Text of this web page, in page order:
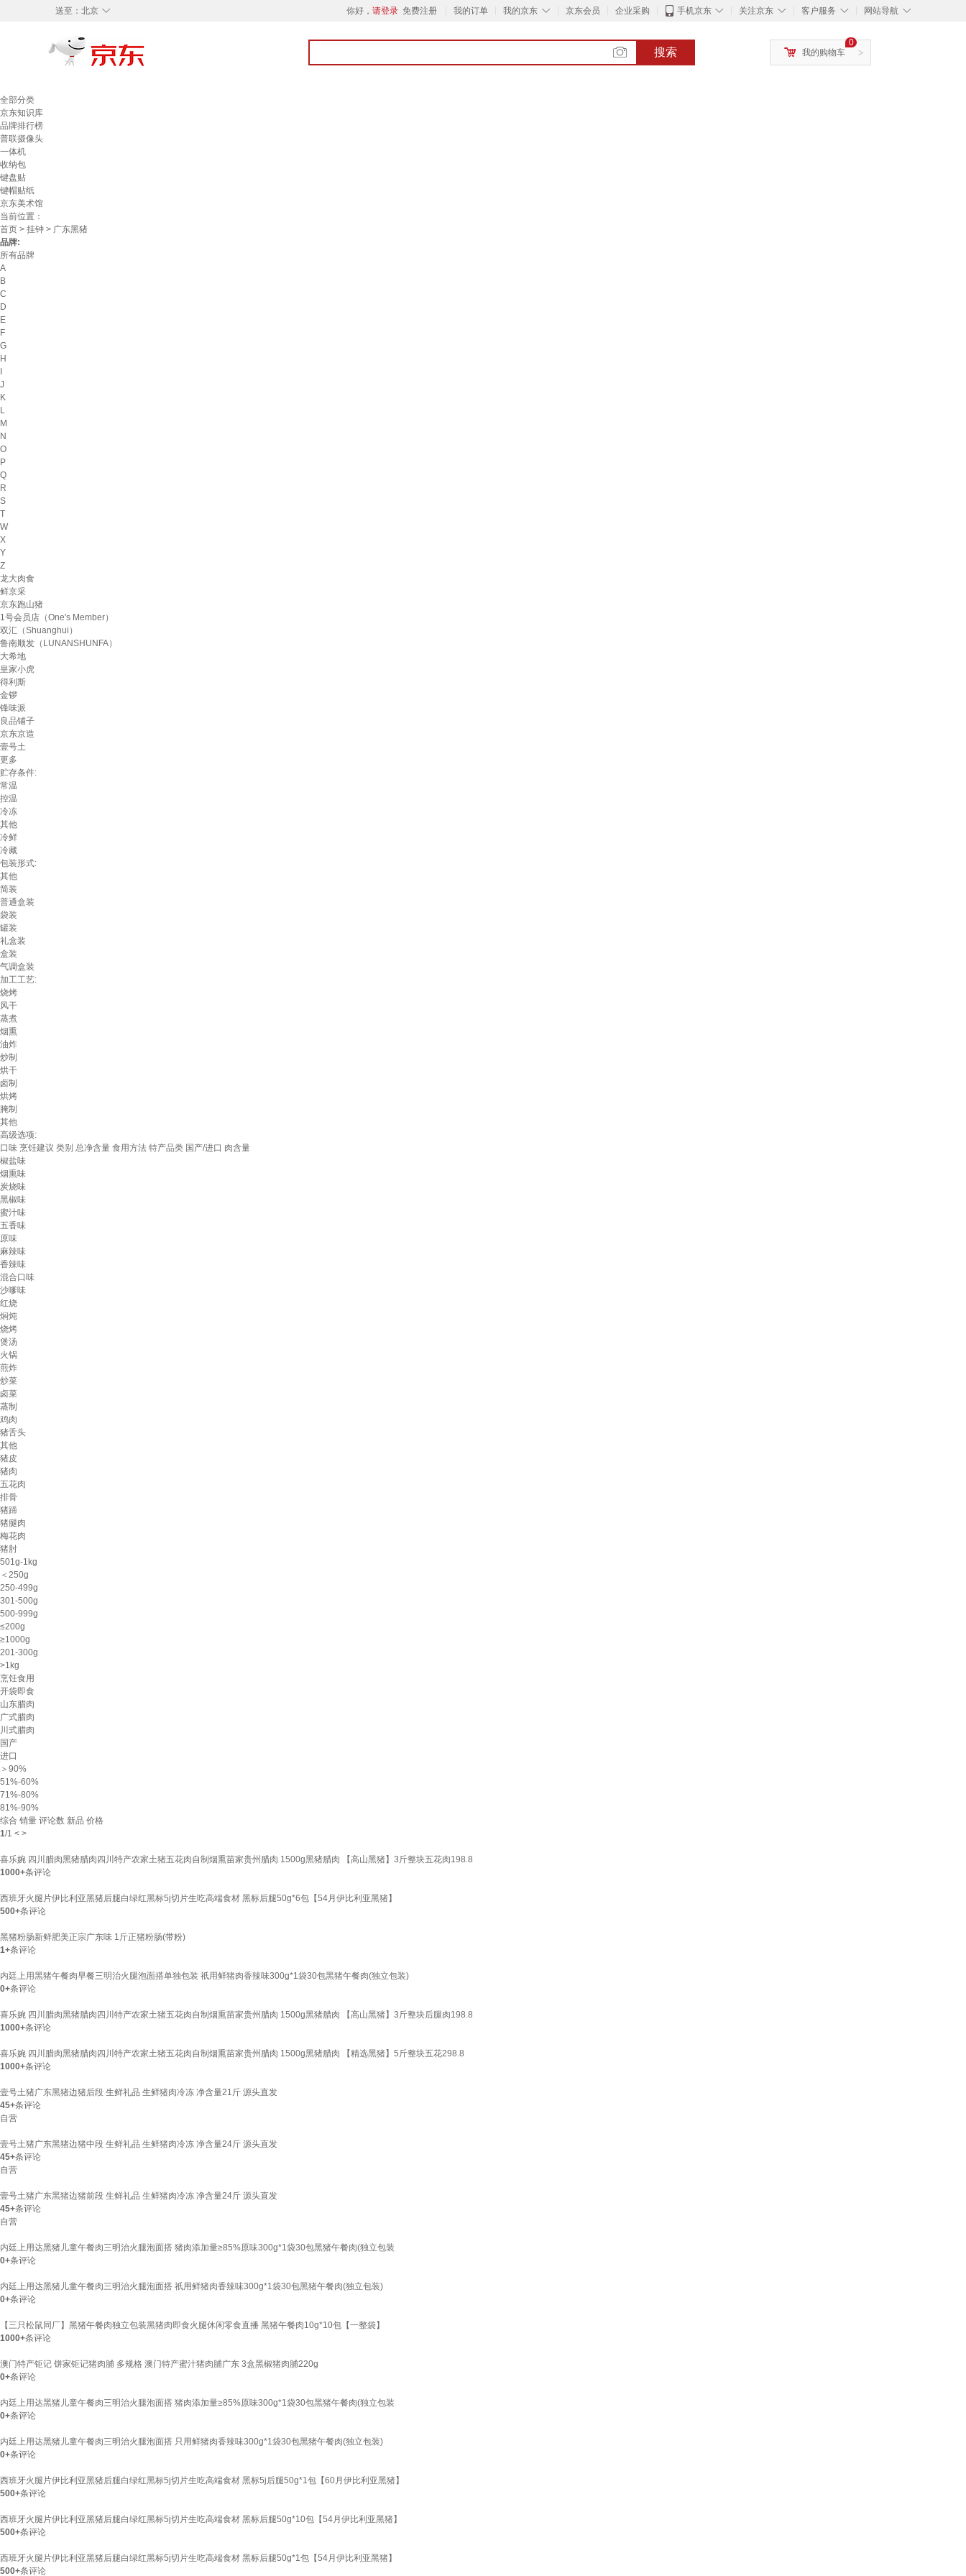
◇
送至： 北京 你好， 请登录 免费注册 我的订单 ◇
我的京东 京东会员 企业采购 ◇
手机京东 ◇
关注京东 ◇
客户服务 ◇
网站导航
搜索 >
0
我的购物车
全部分类
京东知识库
品牌排行榜
普联摄像头
一体机
收纳包
键盘贴
键帽贴纸
京东美术馆
当前位置：
首页 > 挂钟 > 广东黑猪
品牌:
所有品牌
A
B
C
D
E
F
G
H
J
K
L
M
N
O
P
Q
R
S
T
W
X
Y
Z
龙大肉食
鲜京采
京东跑山猪
1号会员店（One's Member）
双汇（Shuanghui）
鲁南顺发（LUNANSHUNFA）
大希地
皇家小虎
得利斯
金锣
锋味派
良品铺子
京东京造
壹号土
更多
贮存条件:
常温
控温
冷冻
其他
冷鲜
冷藏
包装形式:
其他
简装
普通盒装
袋装
罐装
礼盒装
盒装
气调盒装
加工工艺:
烧烤
风干
蒸煮
烟熏
油炸
炒制
烘干
卤制
烘烤
腌制
其他
高级选项:
口味 烹饪建议 类别 总净含量 食用方法 特产品类 国产/进口 肉含量
椒盐味
烟熏味
炭烧味
黑椒味
蜜汁味
五香味
原味
麻辣味
香辣味
混合口味
沙嗲味
红烧
焖炖
烧烤
煲汤
火锅
煎炸
炒菜
卤菜
蒸制
鸡肉
猪舌头
其他
猪皮
猪肉
五花肉
排骨
猪蹄
猪腿肉
梅花肉
猪肘
501g-1kg
＜250g
250-499g
301-500g
500-999g
≤200g
≥1000g
201-300g
>1kg
烹饪食用
开袋即食
山东腊肉
广式腊肉
川式腊肉
国产
进口
＞90%
51%-60%
71%-80%
81%-90%
综合 销量 评论数 新品 价格
1/1 < >
喜乐婉 四川腊肉黑猪腊肉四川特产农家土猪五花肉自制烟熏苗家贵州腊肉 1500g黑猪腊肉 【高山黑猪】3斤整块五花肉198.8
1000+条评论
西班牙火腿片伊比利亚黑猪后腿白绿红黑标5j切片生吃高端食材 黑标后腿50g*6包【54月伊比利亚黑猪】
500+条评论
黑猪粉肠新鲜肥美正宗广东味 1斤正猪粉肠(带粉)
1+条评论
内廷上用黑猪午餐肉早餐三明治火腿泡面搭单独包装 祇用鲜猪肉香辣味300g*1袋30包黑猪午餐肉(独立包装)
0+条评论
喜乐婉 四川腊肉黑猪腊肉四川特产农家土猪五花肉自制烟熏苗家贵州腊肉 1500g黑猪腊肉 【高山黑猪】3斤整块后腿肉198.8
1000+条评论
喜乐婉 四川腊肉黑猪腊肉四川特产农家土猪五花肉自制烟熏苗家贵州腊肉 1500g黑猪腊肉 【精选黑猪】5斤整块五花298.8
1000+条评论
壹号土猪广东黑猪边猪后段 生鲜礼品 生鲜猪肉冷冻 净含量21斤 源头直发
45+条评论
自营
壹号土猪广东黑猪边猪中段 生鲜礼品 生鲜猪肉冷冻 净含量24斤 源头直发
45+条评论
自营
壹号土猪广东黑猪边猪前段 生鲜礼品 生鲜猪肉冷冻 净含量24斤 源头直发
45+条评论
自营
内廷上用达黑猪儿童午餐肉三明治火腿泡面搭 猪肉添加量≥85%原味300g*1袋30包黑猪午餐肉(独立包装
0+条评论
内廷上用达黑猪儿童午餐肉三明治火腿泡面搭 祇用鲜猪肉香辣味300g*1袋30包黑猪午餐肉(独立包装)
0+条评论
【三只松鼠同厂】黑猪午餐肉独立包装黑猪肉即食火腿休闲零食直播 黑猪午餐肉10g*10包【一整袋】
1000+条评论
澳门特产钜记 饼家钜记猪肉脯 多规格 澳门特产蜜汁猪肉脯广东 3盒黑椒猪肉脯220g
0+条评论
内廷上用达黑猪儿童午餐肉三明治火腿泡面搭 猪肉添加量≥85%原味300g*1袋30包黑猪午餐肉(独立包装
0+条评论
内廷上用达黑猪儿童午餐肉三明治火腿泡面搭 只用鲜猪肉香辣味300g*1袋30包黑猪午餐肉(独立包装)
0+条评论
西班牙火腿片伊比利亚黑猪后腿白绿红黑标5j切片生吃高端食材 黑标5j后腿50g*1包【60月伊比利亚黑猪】
500+条评论
西班牙火腿片伊比利亚黑猪后腿白绿红黑标5j切片生吃高端食材 黑标后腿50g*10包【54月伊比利亚黑猪】
500+条评论
西班牙火腿片伊比利亚黑猪后腿白绿红黑标5j切片生吃高端食材 黑标后腿50g*1包【54月伊比利亚黑猪】
500+条评论